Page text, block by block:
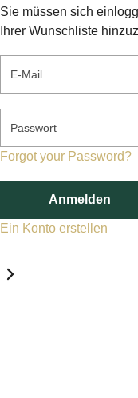
Sie müssen sich
Ihrer Wunschliste
E-Mail
Passwort
Forgot your Password?
Anmelden
Ein Konto erstellen